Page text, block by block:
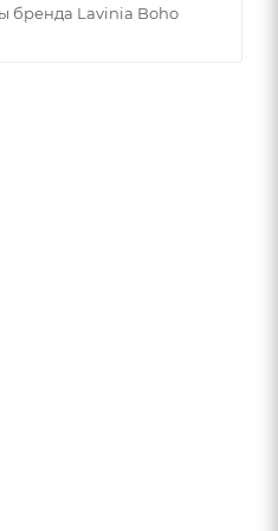
бренда Lavinia Boho